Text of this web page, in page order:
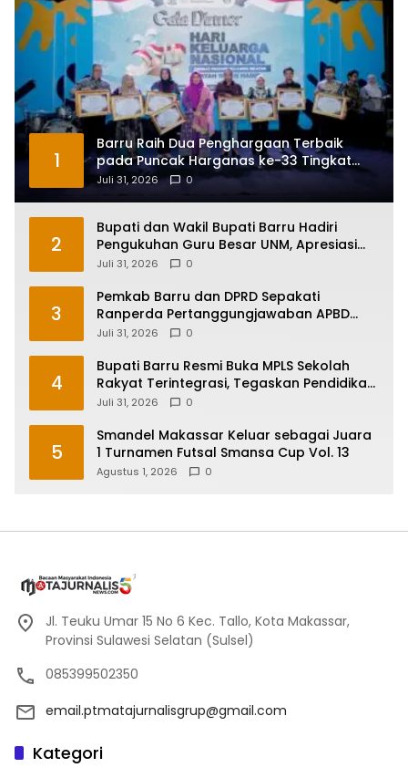
1
Barru Raih Dua Penghargaan Terbaik
pada Puncak Harganas ke-33 Tingkat
Sulawesi Selatan
Juli 31, 2026 0
2
Bupati dan Wakil Bupati Barru Hadiri
Pengukuhan Guru Besar UNM, Apresiasi
Capaian Prof. Kamaruddin Hasan
Juli 31, 2026 0
3
Pemkab Barru dan DPRD Sepakati
Ranperda Pertanggungjawaban APBD
2025, Perkuat Komitmen Tata Kelola dan
Juli 31, 2026 0
4
Bupati Barru Resmi Buka MPLS Sekolah
Rakyat Terintegrasi, Tegaskan Pendidikan
Kunci Masa Depan Generasi
Juli 31, 2026 0
5
Smandel Makassar Keluar sebagai Juara
1 Turnamen Futsal Smansa Cup Vol. 13
Agustus 1, 2026 0
Jl. Teuku Umar 15 No 6 Kec. Tallo, Kota Makassar,
Provinsi Sulawesi Selatan (Sulsel)
085399502350
email.ptmatajurnalisgrup@gmail.com
Kategori